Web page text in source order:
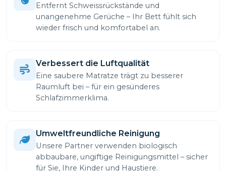
Entfernt Schweissrückstände und
unangenehme Gerüche – Ihr Bett fühlt sich
wieder frisch und komfortabel an.
Verbessert die Luftqualität
Eine saubere Matratze trägt zu besserer
Raumluft bei – für ein gesünderes
Schlafzimmerklima.
Umweltfreundliche Reinigung
Unsere Partner verwenden biologisch
abbaubare, ungiftige Reinigungsmittel – sicher
für Sie, Ihre Kinder und Haustiere.